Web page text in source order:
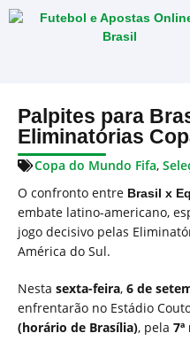
Palpites para
Eliminatórias
Copa do Mundo Fifa,
O confronto entre Brasil x
embate latino-americano,
jogo decisivo pelas
América do Sul.
Nesta sexta-feira, 6 de
enfrentarão no Estádio
(horário de Brasília), pela